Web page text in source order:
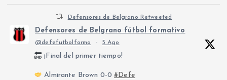
Defensores de Belgrano Retweeted
Defensores de Belgrano fútbol formativo
@defefutbolforma · 5 Ago
¡Final del primer tiempo!
Almirante Brown 0-0#Defe